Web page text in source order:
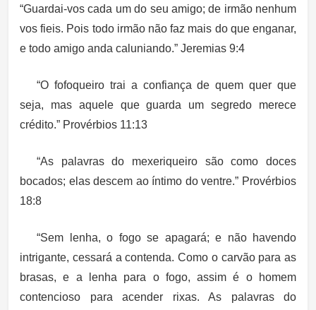
“Guardai-vos cada um do seu amigo; de irmão nenhum
vos fieis. Pois todo irmão não faz mais do que enganar,
e todo amigo anda caluniando.” Jeremias 9:4
“O fofoqueiro trai a confiança de quem quer que
seja, mas aquele que guarda um segredo merece
crédito.” Provérbios 11:13
“As palavras do mexeriqueiro são como doces
bocados; elas descem ao íntimo do ventre.” Provérbios
18:8
“Sem lenha, o fogo se apagará; e não havendo
intrigante, cessará a contenda. Como o carvão para as
brasas, e a lenha para o fogo, assim é o homem
contencioso para acender rixas. As palavras do